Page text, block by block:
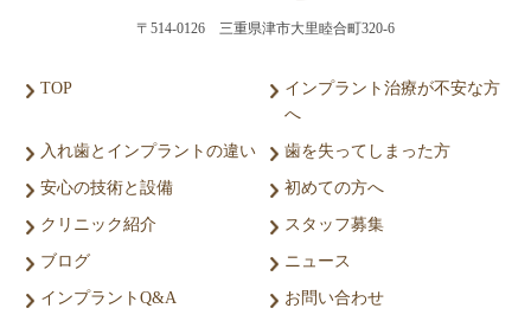
〒514-0126 三重県津市大里睦合町320-6
TOP
インプラント治療が不安な方
へ
入れ歯とインプラントの違い 歯を失ってしまった方
安心の技術と設備 初めての方へ
クリニック紹介 スタッフ募集
ブログ ニュース
インプラントQ&A お問い合わせ